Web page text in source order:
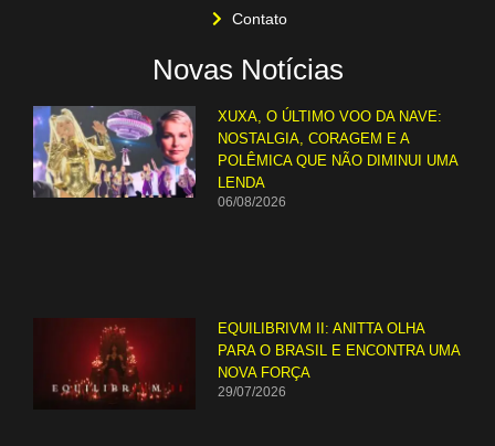
Contato
Novas Notícias
XUXA, O ÚLTIMO VOO DA NAVE:
NOSTALGIA, CORAGEM E A
POLÊMICA QUE NÃO DIMINUI UMA
LENDA
06/08/2026
EQUILIBRIVM II: ANITTA OLHA
PARA O BRASIL E ENCONTRA UMA
NOVA FORÇA
29/07/2026